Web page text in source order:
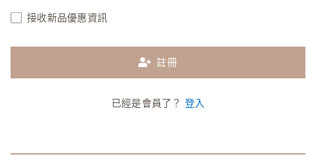
接收新品優惠資訊
註冊
已經是會員了？ 登入